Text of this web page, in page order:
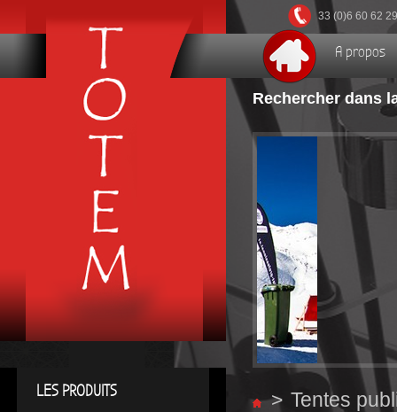
33 (0)6 60 62
A propos
Rechercher dans
LES PRODUITS > Tentes